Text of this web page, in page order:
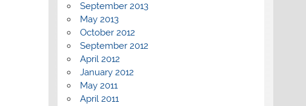
September 2013
May 2013
October 2012
September 2012
April 2012
January 2012
May 2011
April 2011